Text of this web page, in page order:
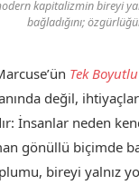
kapitalizmin bireyi
bağladığını;
Tek
değil,
İnsanlar neden
gönüllü biçimde
bireyi yalnız